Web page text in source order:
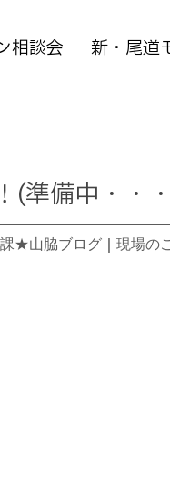
相談会 新・尾道
(準備中・・
★山脇ブログ 現場の